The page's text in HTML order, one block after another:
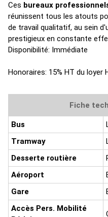
Ces bureaux
réunissent tous les atouts
de travail qualitatif, au sein
prestigieux en constante
Disponibilité: Immédiate
Honoraires: 15% HT du loyer
Fiche
Bus
Tramway
Desserte routière
Aéroport
Gare
Accès Pers. Mobilité